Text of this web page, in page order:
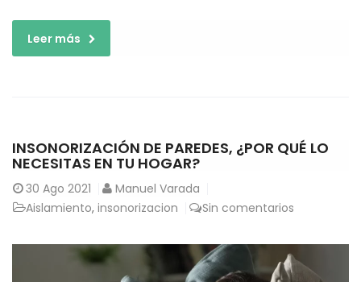
Leer más
INSONORIZACIÓN DE PAREDES, ¿POR QUÉ LO
NECESITAS EN TU HOGAR?
30 Ago 2021
Manuel Varada
Aislamiento, insonorizacion Sin comentarios